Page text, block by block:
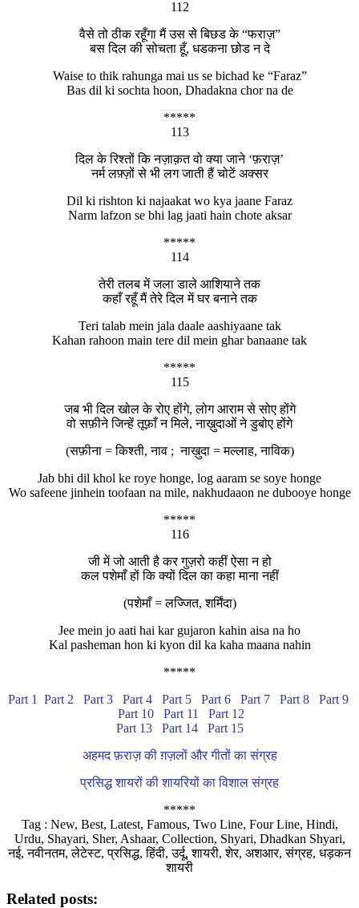
112
वैसे तो ठीक रहूँगा मैं उस से बिछड के “फराज़”
बस दिल की सोचता हूँ, धडकना छोड न दे
Waise to thik rahunga mai us se bichad ke “Faraz”
Bas dil ki sochta hoon, Dhadakna chor na de
*****
113
दिल के रिश्तों कि नज़ाक़त वो क्या जाने ‘फ़राज़’
नर्म लफ़्ज़ों से भी लग जाती हैं चोटें अक्सर
Dil ki rishton ki najaakat wo kya jaane Faraz
Narm lafzon se bhi lag jaati hain chote aksar
*****
114
तेरी तलब में जला डाले आशियाने तक
कहाँ रहूँ मैं तेरे दिल में घर बनाने तक
Teri talab mein jala daale aashiyaane tak
Kahan rahoon main tere dil mein ghar banaane tak
*****
115
जब भी दिल खोल के रोए होंगे, लोग आराम से सोए होंगे
वो सफ़ीने जिन्हें तूफ़ाँ न मिले, नाख़ुदाओं ने डुबोए होंगे
(सफ़ीना = किश्ती, नाव ; नाख़ुदा = मल्लाह, नाविक)
Jab bhi dil khol ke roye honge, log aaram se soye honge
Wo safeene jinhein toofaan na mile, nakhudaaon ne dubooye honge
*****
116
जी में जो आती है कर गुज़रो कहीं ऐसा न हो
कल पशेमाँ हों कि क्यों दिल का कहा माना नहीं
(पशेमाँ = लज्जित, शर्मिंदा)
Jee mein jo aati hai kar gujaron kahin aisa na ho
Kal pasheman hon ki kyon dil ka kaha maana nahin
*****
Part 1
Part 2 Part 3 Part 4 Part 5 Part 6 Part 7 Part 8
Part 9
Part 10
Part 11
Part 12
Part 13
Part 14
Part 15
अहमद फ़राज़ की ग़ज़लों और गीतों का संग्रह
प्रसिद्ध शायरों की शायरियों का विशाल संग्रह
*****
Tag : New, Best, Latest, Famous, Two Line, Four Line, Hindi,
Urdu, Shayari, Sher, Ashaar, Collection, Shyari, Dhadkan Shyari,
नई, नवीनतम, लेटेस्ट, प्रसिद्ध, हिंदी, उर्दू, शायरी, शेर, अशआर, संग्रह, धड़कन
शायरी
Related posts: